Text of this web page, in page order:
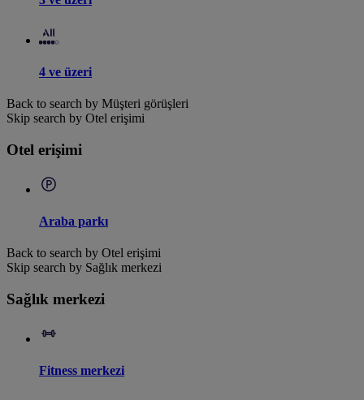
4 ve üzeri
Back to search by Müşteri görüşleri
Skip search by Otel erişimi
Otel erişimi
Araba parkı
Back to search by Otel erişimi
Skip search by Sağlık merkezi
Sağlık merkezi
Fitness merkezi